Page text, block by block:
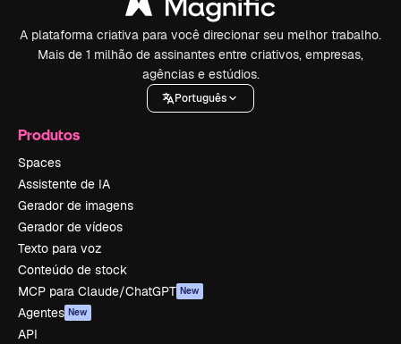
A plataforma criativa para você direcionar seu melhor trabalho.
Mais de 1 milhão de assinantes entre criativos, empresas,
agências e estúdios.
Português
Produtos
Spaces
Assistente de IA
Gerador de imagens
Gerador de vídeos
Texto para voz
Conteúdo de stock
MCP para Claude/ChatGPT New
Agentes New
API